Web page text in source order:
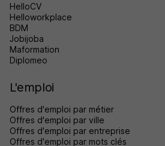
HelloCV
Helloworkplace
BDM
Jobijoba
Maformation
Diplomeo
L'emploi
Offres d'emploi par métier
Offres d'emploi par ville
Offres d'emploi par entreprise
Offres d'emploi par mots clés